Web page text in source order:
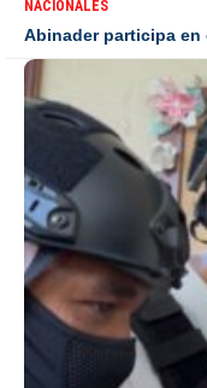
NACIONALES
Abinader participa en